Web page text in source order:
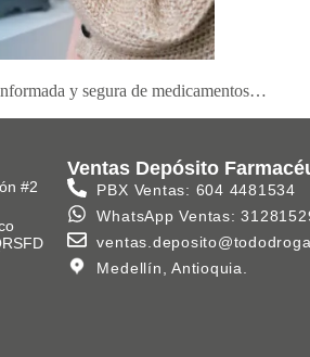
y segura de medicamentos…
#2
Ventas Depósito
PBX Ventas: 604 4481534
WhatsApp Ventas:
Medellín, Antioquia.